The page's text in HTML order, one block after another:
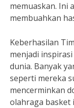
memuaskan. Ini
membuahkan
Keberhasilan
menjadi
dunia. Banyak
seperti mereka
mencerminkan
olahraga basket